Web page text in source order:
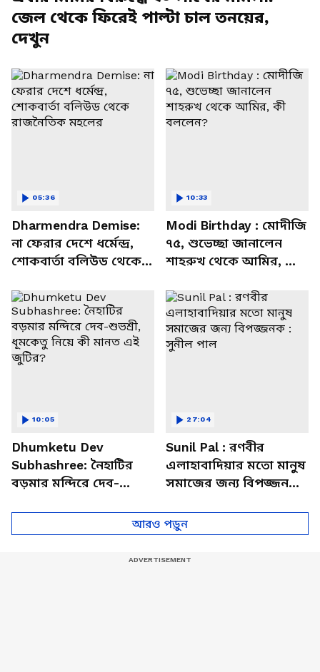
জেল থেকে ফিরেই পাল্টা চাল তনয়ের,
দেখুন
Dharmendra Demise:
না ফেরার দেশে ধর্মেন্দ্র,
শোকবার্তা বলিউড থেকে
05:36
Modi Birthday : মোদীজি
৭৫, শুভেচ্ছা জানালেন
শাহরুখ থেকে আমির, কী
10:33
Dhumketu Dev
Subhashree: নৈহাটির
বড়মার মন্দিরে দেব-
10:05
Sunil Pal : রণবীর
এলাহাবাদিয়ার মতো মানুষ
সমাজের জন্য বিপজ্জনক :
27:04
আরও পড়ুন